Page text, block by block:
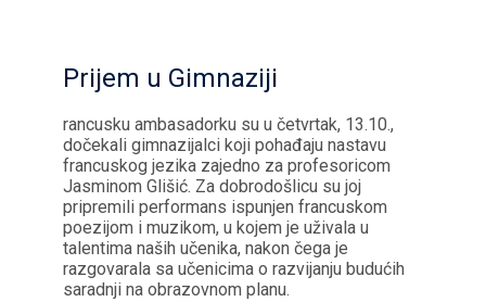
Prijem u Gimnaziji
rancusku ambasadorku su u četvrtak, 13.10.,
dočekali gimnazijalci koji pohađaju nastavu
francuskog jezika zajedno za profesoricom
Jasminom Glišić. Za dobrodošlicu su joj
pripremili performans ispunjen francuskom
poezijom i muzikom, u kojem je uživala u
talentima naših učenika, nakon čega je
razgovarala sa učenicima o razvijanju budućih
saradnji na obrazovnom planu.